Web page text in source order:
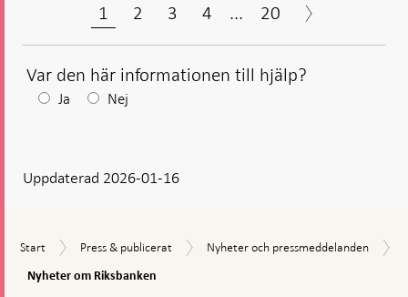
1 2 3 4 ... 20
Var den här informationen till hjälp?
Efter
visas
Ja Nej
Uppdaterad 2026-01-16
Start
Start
Press
publicerat
Press & publicerat
Nyheter
Nyheter och pressmeddelanden
Nyheter
om
Nyheter om Riksbanken